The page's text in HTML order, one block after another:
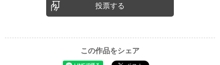
投票する
この作品をシェア